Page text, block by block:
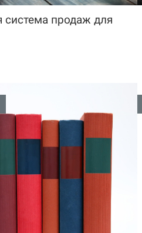
система продаж для